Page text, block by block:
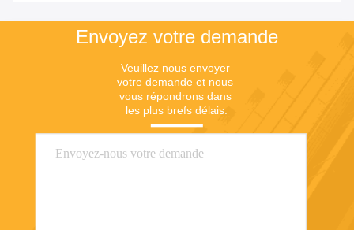
Envoyez votre demande
Veuillez nous envoyer
votre demande et nous
vous répondrons dans
les plus brefs délais.